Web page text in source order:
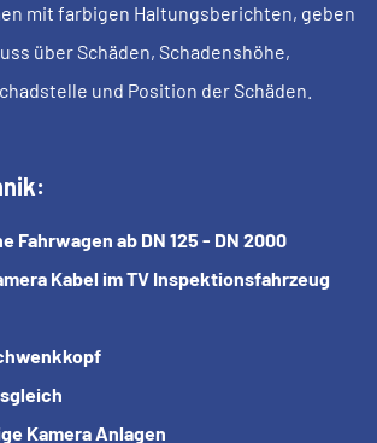
mit farbigen Haltungsberichten, geben
über Schäden, Schadenshöhe,
und Position der Schäden.
Fahrwagen ab DN 125 - DN 2000
Kabel im TV Inspektionsfahrzeug
Kamera Anlagen